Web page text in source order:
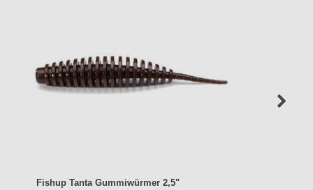
Fishup Tanta Gummiwürmer 2,5"